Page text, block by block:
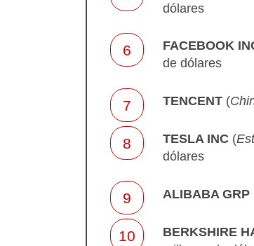
dólares
FACEBOOK
de dólares
TENCENT (
TESLA INC (
dólares
ALIBABA GRP
BERKSHIRE